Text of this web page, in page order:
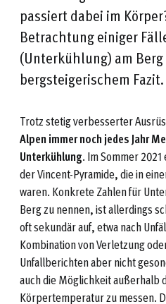
passiert dabei im
Betrachtung einiger
(Unterkühlung) am
bergsteigerischem Fazit.
Trotz stetig verbesserter
Alpen immer noch jedes Jahr
Unterkühlung. Im Sommer
der Vincent-Pyramide, die in
waren. Konkrete Zahlen für
Berg zu nennen, ist allerdings
oft sekundär auf, etwa nach
Kombination von Verletzung
Unfallberichten aber nicht
auch die Möglichkeit außerhalb
Körpertemperatur zu messen.